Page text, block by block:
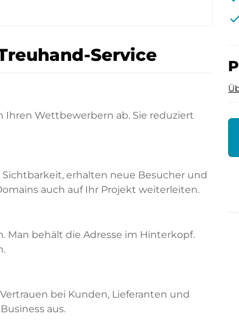
Service
Ihren Wettbewerbern ab. Sie reduziert
erhalten neue Besucher und
auch auf Ihr Projekt weiterleiten.
Man behält die Adresse im Hinterkopf.
bei Kunden, Lieferanten und
aus.